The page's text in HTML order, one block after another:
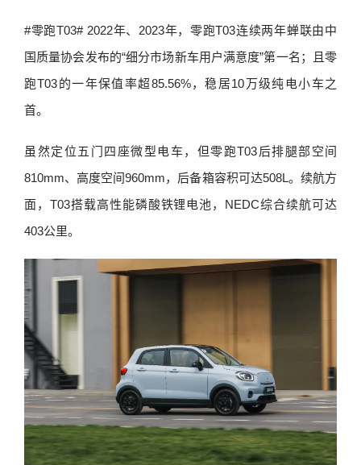
#零跑T03# 2022年、2023年，零跑T03连续两年蝉联由中
国质量协会发布的“细分市场新车用户满意度”第一名；且零
跑T03的一年保值率超85.56%，稳居10万级纯电小车之
首。
虽然定位五门四座微型电车，但零跑T03后排腿部空间
810mm、高度空间960mm，后备箱容积可达508L。续航方
面，T03搭载高性能磷酸铁锂电池，NEDC综合续航可达
403公里。